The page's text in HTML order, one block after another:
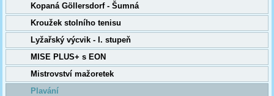
Kopaná Göllersdorf - Šumná
Kroužek stolního tenisu
Lyžařský výcvik - I. stupeň
MISE PLUS+ s EON
Mistrovství mažoretek
Plavání